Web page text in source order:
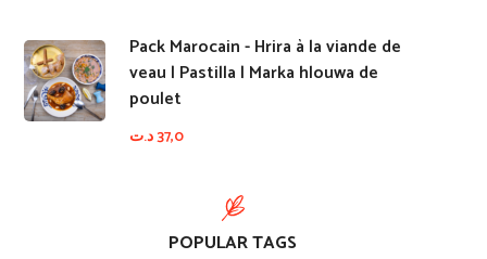
Pack Marocain - Hrira à la viande de
veau | Pastilla | Marka hlouwa de
poulet
37,0د.ت
POPULAR TAGS